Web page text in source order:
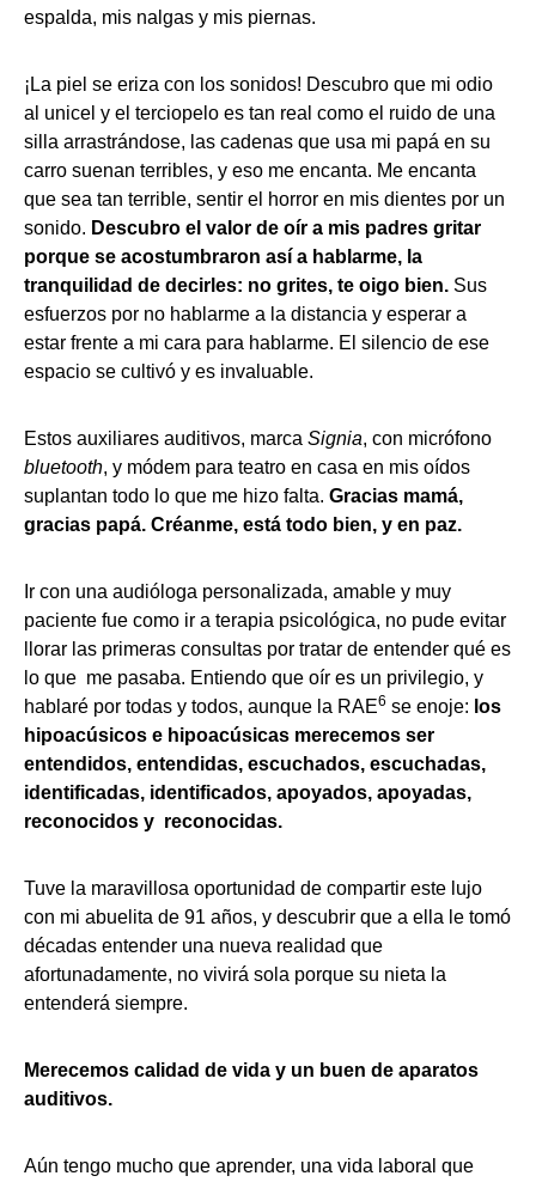
espalda, mis nalgas y mis piernas.
¡La piel se eriza con los sonidos! Descubro que mi odio
al unicel y el terciopelo es tan real como el ruido de una
silla arrastrándose, las cadenas que usa mi papá en su
carro suenan terribles, y eso me encanta. Me encanta
que sea tan terrible, sentir el horror en mis dientes por un
sonido. Descubro el valor de oír a mis padres gritar
porque se acostumbraron así a hablarme, la
tranquilidad de decirles: no grites, te oigo bien. Sus
esfuerzos por no hablarme a la distancia y esperar a
estar frente a mi cara para hablarme. El silencio de ese
espacio se cultivó y es invaluable.
Estos auxiliares auditivos, marca Signia, con micrófono
bluetooth, y módem para teatro en casa en mis oídos
suplantan todo lo que me hizo falta. Gracias mamá,
gracias papá. Créanme, está todo bien, y en paz.
Ir con una audióloga personalizada, amable y muy
paciente fue como ir a terapia psicológica, no pude evitar
llorar las primeras consultas por tratar de entender qué es
lo que me pasaba. Entiendo que oír es un privilegio, y
hablaré por todas y todos, aunque la RAE6 se enoje: los
hipoacúsicos e hipoacúsicas merecemos ser
entendidos, entendidas, escuchados, escuchadas,
identificadas, identificados, apoyados, apoyadas,
reconocidos y reconocidas.
Tuve la maravillosa oportunidad de compartir este lujo
con mi abuelita de 91 años, y descubrir que a ella le tomó
décadas entender una nueva realidad que
afortunadamente, no vivirá sola porque su nieta la
entenderá siempre.
Merecemos calidad de vida y un buen de aparatos
auditivos.
Aún tengo mucho que aprender, una vida laboral que